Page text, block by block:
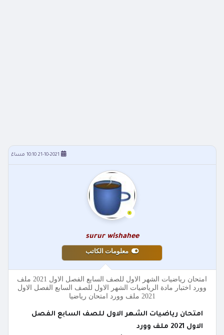
21-10-2021 10:10 مساءً
surur wishahee
معلومات الكاتب
امتحان رياضيات الشهر الاول للصف السابع الفصل الاول 2021 ملف
وورد اختبار مادة الرياضيات الشهر الاول للصف السابع الفصل الاول
2021 ملف وورد امتحان رياضيا
امتحان رياضيات الشهر الاول للصف السابع الفصل
الاول 2021 ملف وورد